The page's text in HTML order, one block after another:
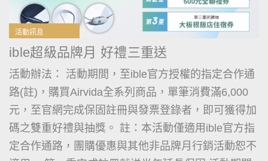
活動訊息
ible超級品牌月 好禮三重送
活動辦法： 活動期間，至ible官方授權的指定合作通
路(註)，購買Airvida全系列商品，單筆消費滿6,000
元，至官網完成保固註冊與發票登錄者，即可獲得加
碼之雙重好禮與抽獎。 註：本活動僅適用ible官方指
定合作通路，團購優惠與其他非品牌月行銷活動恕不